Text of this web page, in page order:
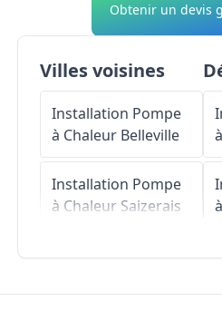
Obtenir un devis
Villes voisines
Installation Pompe
à Chaleur Belleville
Installation Pompe
à Chaleur Saizerais
Installation Pompe
sur-Moselle